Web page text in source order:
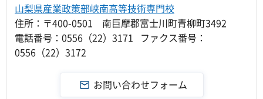
山梨県産業政策部峡南高等技術専門校
住所：〒400-0501 南巨摩郡富士川町青柳町3492
電話番号：0556（22）3171 ファクス番号：
0556（22）3172